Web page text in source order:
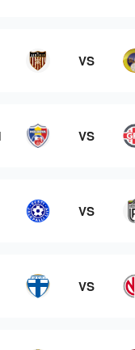
VS
VS
VS
VS